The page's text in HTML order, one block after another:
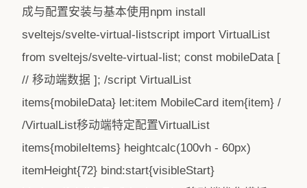
成与配置安装与基本使用npm install
sveltejs/svelte-virtual-listscript import VirtualList
from sveltejs/svelte-virtual-list; const mobileData [
// 移动端数据 ]; /script VirtualList
items{mobileData} let:item MobileCard item{item} /
/VirtualList移动端特定配置VirtualList
items{mobileItems} heightcalc(100vh - 60px)
itemHeight{72} bind:start{visibleStart}